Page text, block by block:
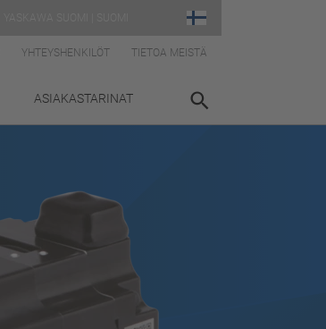
YHTEYSHENKILÖT TIETOA MEISTÄ
ASIAKASTARINAT